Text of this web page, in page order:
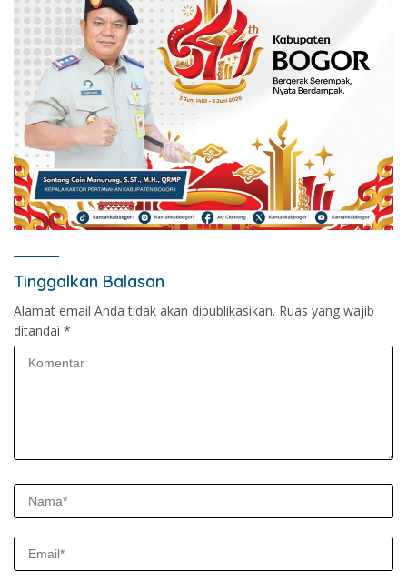
Tinggalkan Balasan
Alamat email Anda tidak akan dipublikasikan. Ruas yang wajib
ditandai *